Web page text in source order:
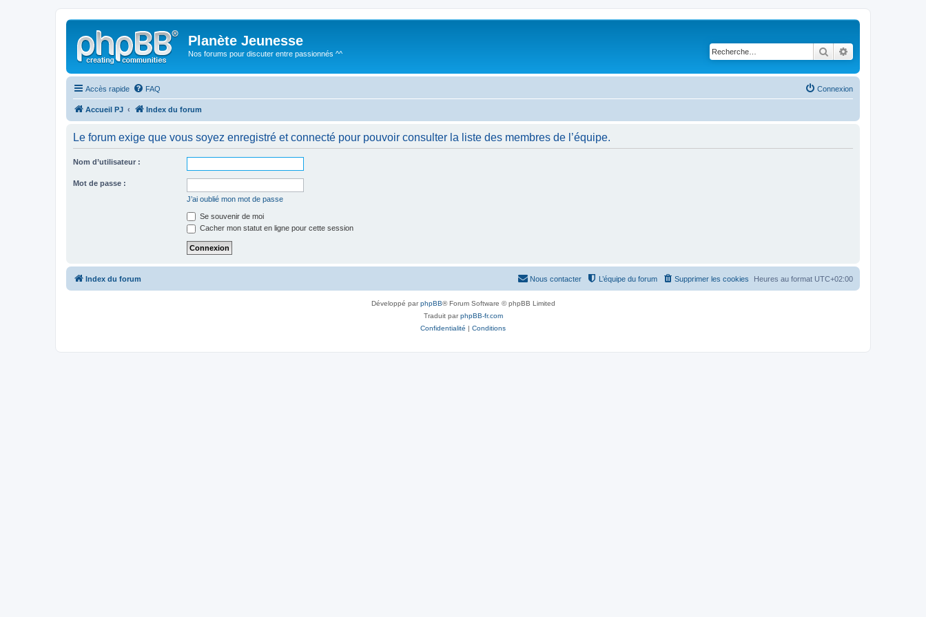
Planète Jeunesse
Nos forums pour discuter entre passionnés ^^ Rechercher
Accès rapide FAQ Connexion
Accueil PJ Index du forum
Le forum exige que vous soyez enregistré et connecté pour pouvoir consulter la liste des membres de l’équipe.
Nom d’utilisateur :
Mot de passe :
J’ai oublié mon mot de passe
Se souvenir de moi
Cacher mon statut en ligne pour cette session
Index du forum Heures au format UTC+02:00
Supprimer les cookies
L’équipe du forum
Nous contacter
Développé parphpBB® Forum Software © phpBB Limited
Traduit parphpBB-fr.com
Confidentialité | Conditions